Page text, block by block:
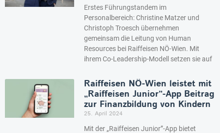
Erstes Führungstandem im
Personalbereich: Christine Matzer und
Christoph Troesch übernehmen
gemeinsam die Leitung von Human
Resources bei Raiffeisen NÖ-Wien. Mit
ihrem Co-Leadership-Modell setzen sie auf
Raiffeisen NÖ-Wien leistet mit
„Raiffeisen Junior”-App Beitrag
zur Finanzbildung von Kindern
25. April 2024
Mit der „Raiffeisen Junior”-App bietet